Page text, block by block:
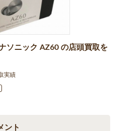
ソニック AZ60 の店頭買取を
実績
ント